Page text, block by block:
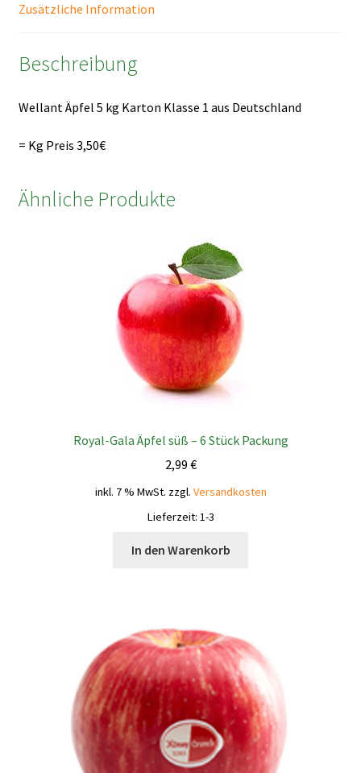
Zusätzliche Information
Beschreibung
Wellant Äpfel 5 kg Karton Klasse 1 aus Deutschland
= Kg Preis 3,50€
Ähnliche Produkte
Royal-Gala Äpfel süß – 6 Stück Packung
2,99 €
inkl. 7 % MwSt. zzgl. Versandkosten
Lieferzeit: 1-3
In den Warenkorb